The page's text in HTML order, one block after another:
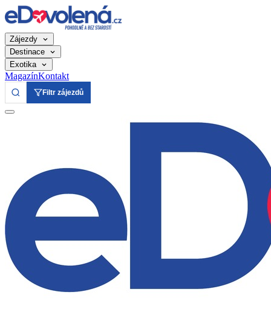
Zájezdy
Destinace
Exotika
MagazínKontakt
Filtr zájezdů